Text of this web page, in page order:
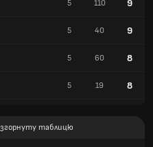
5 110 9
5 40 9
5 60 8
5 19 8
таблицю